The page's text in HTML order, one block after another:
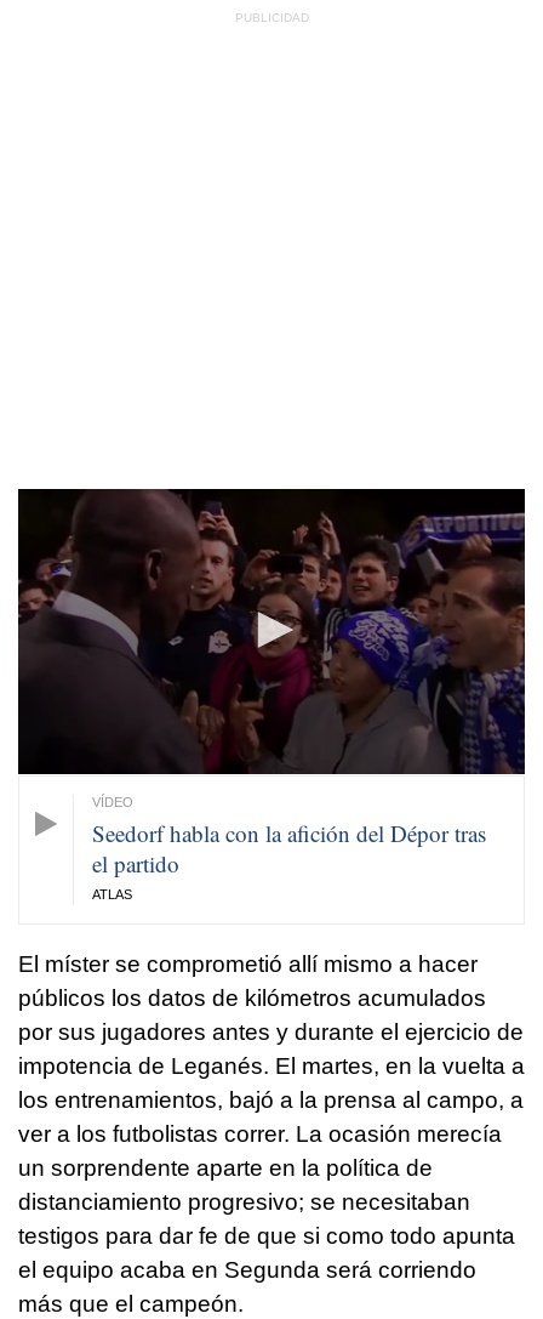
seconds
seconds
Seedorf habla con la afición del Dépor tras
el partido
ATLAS
El míster se comprometió allí mismo a hacer
públicos los datos de kilómetros acumulados
por sus jugadores antes y durante el ejercicio de
impotencia de Leganés. El martes, en la vuelta a
los entrenamientos, bajó a la prensa al campo, a
ver a los futbolistas correr. La ocasión merecía
un sorprendente aparte en la política de
distanciamiento progresivo; se necesitaban
testigos para dar fe de que si como todo apunta
el equipo acaba en Segunda será corriendo
más que el campeón.